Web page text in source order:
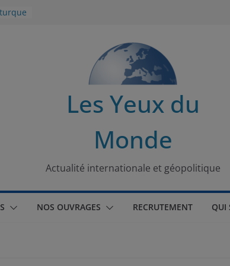
Les Yeux du
Monde
Actualité internationale et géopolitique
NOS OUVRAGES RECRUTEMENT QUI